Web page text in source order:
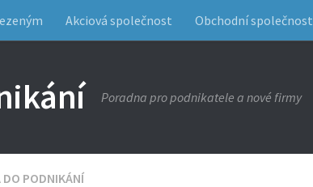
Akciová společnost Obchodní společnost
Poradna pro podnikatele a nové firmy
PODNIKÁNÍ